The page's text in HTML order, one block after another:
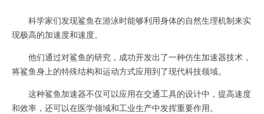
科学家们发现鲨鱼在游泳时能够利用身体的自然生理机制来实
现极高的加速度和速度。
他们通过对鲨鱼的研究，成功开发出了一种仿生加速器技术，
将鲨鱼身上的特殊结构和运动方式应用到了现代科技领域。
这种鲨鱼加速器不仅可以应用在交通工具的设计中，提高速度
和效率，还可以在医学领域和工业生产中发挥重要作用。